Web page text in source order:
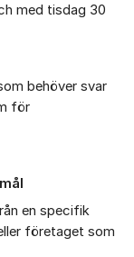
med tisdag 30
behöver svar
för
en specifik
företaget som